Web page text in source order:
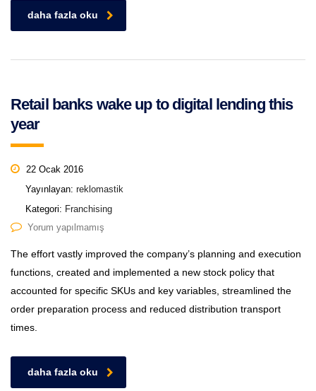
daha fazla oku
Retail banks wake up to digital lending this
year
22 Ocak 2016
Yayınlayan: reklomastik
Kategori: Franchising
Yorum yapılmamış
The effort vastly improved the company’s planning and execution
functions, created and implemented a new stock policy that
accounted for specific SKUs and key variables, streamlined the
order preparation process and reduced distribution transport
times.
daha fazla oku